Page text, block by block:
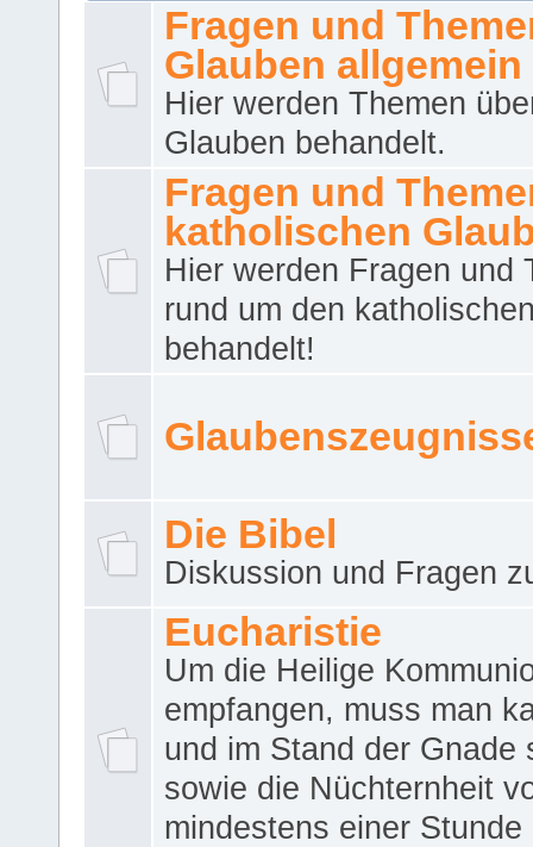
Fragen und
Glauben allgemein
Hier werden Themen
Glauben behandelt.
Fragen und
katholischen
Hier werden Fragen und
rund um den
behandelt!
Die Bibel
Diskussion und Fragen
Eucharistie
Um die Heilige
empfangen, muss man
und im Stand der Gnade
sowie die Nüchternheit
mindestens einer Stunde